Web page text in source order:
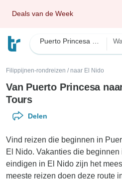
Deals van de Week
Filippijnen-rondreizen / naar El Nido
Van Puerto Princesa
Tours
Delen
Vind reizen die beginnen in
El Nido. Vakanties die
eindigen in El Nido zijn het
meeste reizen doen deze route